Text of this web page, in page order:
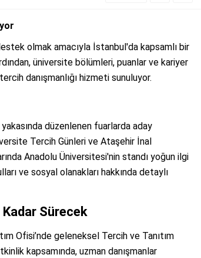
olmak amacıyla İstanbul'da kapsamlı bir
üniversite bölümleri, puanlar ve kariyer
danışmanlığı hizmeti sunuluyor.
düzenlenen fuarlarda aday
Tercih Günleri ve Ataşehir İnal
Anadolu Üniversitesi'nin standı yoğun ilgi
ve sosyal olanakları hakkında detaylı
Sürecek
Ofisi’nde geleneksel Tercih ve Tanıtım
kapsamında, uzman danışmanlar